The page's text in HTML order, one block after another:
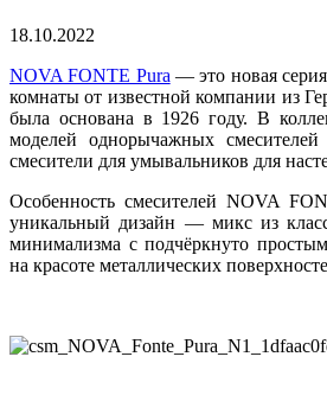
18.10.2022
NOVA FONTE Pura — это новая
комнаты от известной компании из
была основана в 1926 году. В
моделей однорычажных
смесители для умывальников для
Особенность смесителей NOVA
уникальный дизайн — микс из
минимализма с подчёркнуто
на красоте металлических